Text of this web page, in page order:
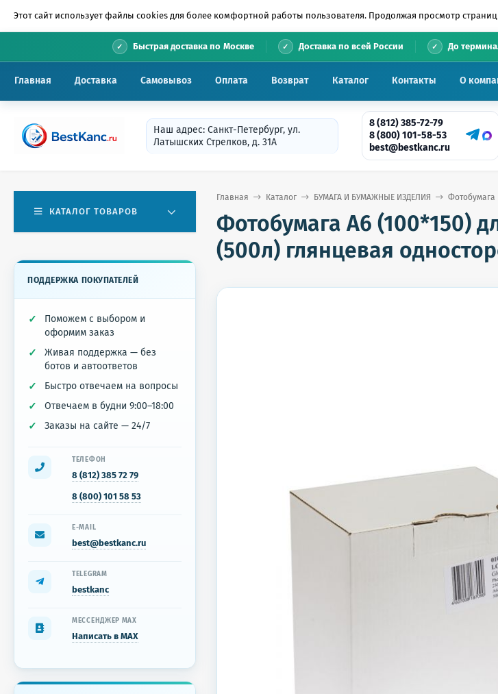
Этот сайт использует файлы cookies для более комфортной работы пользователя. Продолжая просмотр
Быстрая доставка по Москве Доставка по всей России До
Главная Доставка Самовывоз Оплата Возврат Каталог Контакты О
Наш адрес: Санкт-Петербург, ул.
Латышских Стрелков, д. 31А
8 (812) 385-72-79
8 (800) 101-58-53
best@bestkanc.ru
Главная Каталог БУМАГА И БУМАЖНЫЕ ИЗДЕЛИЯ Фотобумага
Фотобумага А6 (100*150)
(500л) глянцевая
КАТАЛОГ ТОВАРОВ
ПОДДЕРЖКА ПОКУПАТЕЛЕЙ
Поможем с выбором и
оформим заказ
Живая поддержка — без
ботов и автоответов
Быстро отвечаем на вопросы
Отвечаем в будни 9:00–18:00
Заказы на сайте — 24/7
ТЕЛЕФОН
8 (812) 385 72 79
8 (800) 101 58 53
E-MAIL
best@bestkanc.ru
TELEGRAM
bestkanc
МЕССЕНДЖЕР MAX
Написать в MAX